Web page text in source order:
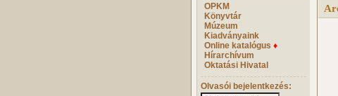
OPKM
Könyvtár
Múzeum
Kiadványaink
Online katalógus ♦
Hírarchívum
Oktatási Hivatal
Olvasói bejelentkezés: